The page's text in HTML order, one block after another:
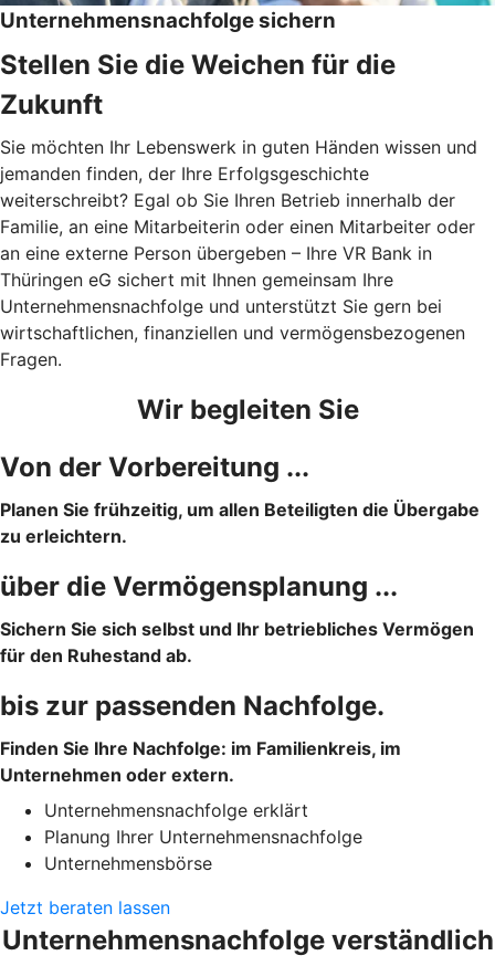
Unternehmensnachfolge sichern
Stellen Sie die Weichen für die
Zukunft
Sie möchten Ihr Lebenswerk in guten Händen wissen und
jemanden finden, der Ihre Erfolgsgeschichte
weiterschreibt? Egal ob Sie Ihren Betrieb innerhalb der
Familie, an eine Mitarbeiterin oder einen Mitarbeiter oder
an eine externe Person übergeben – Ihre VR Bank in
Thüringen eG sichert mit Ihnen gemeinsam Ihre
Unternehmensnachfolge und unterstützt Sie gern bei
wirtschaftlichen, finanziellen und vermögensbezogenen
Fragen.
Wir begleiten Sie
Von der Vorbereitung ...
Planen Sie frühzeitig, um allen Beteiligten die Übergabe
zu erleichtern.
über die Vermögensplanung ...
Sichern Sie sich selbst und Ihr betriebliches Vermögen
für den Ruhestand ab.
bis zur passenden Nachfolge.
Finden Sie Ihre Nachfolge: im Familienkreis, im
Unternehmen oder extern.
Unternehmensnachfolge erklärt
Planung Ihrer Unternehmensnachfolge
Unternehmensbörse
Jetzt beraten lassen
Unternehmensnachfolge verständlich